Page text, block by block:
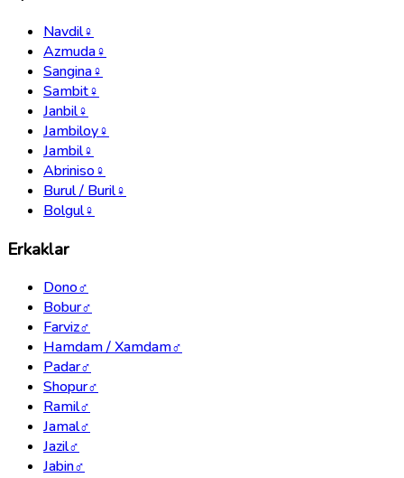
Navdil♀
Azmuda♀
Sangina♀
Sambit♀
Janbil♀
Jambiloy♀
Jambil♀
Abriniso♀
Burul / Buril♀
Bolgul♀
Erkaklar
Dono♂
Bobur♂
Farviz♂
Hamdam / Xamdam♂
Padar♂
Shopur♂
Ramil♂
Jamal♂
Jazil♂
Jabin♂